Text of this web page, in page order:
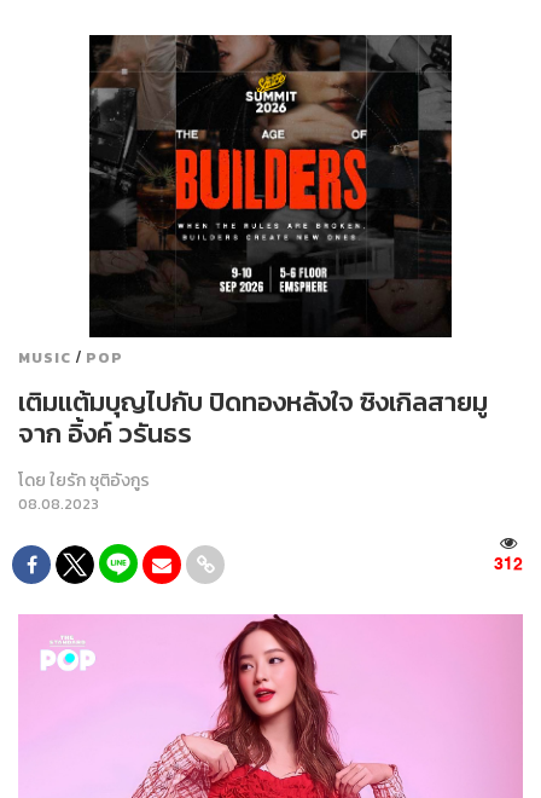
MUSIC / POP
เติมแต้มบุญไปกับ ปิดทองหลังใจ ซิงเกิลสายมู
จาก อิ้งค์ วรันธร
โดยใยรัก ชุติอังกูร
08.08.2023
312